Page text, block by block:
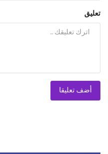
تعليق
أضف تعليقا